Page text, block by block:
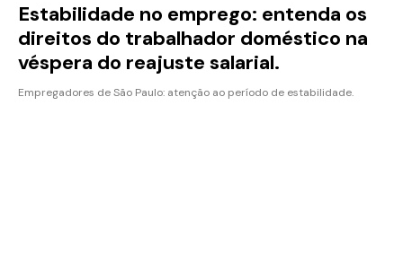
Estabilidade no emprego: entenda os
direitos do trabalhador doméstico na
véspera do reajuste salarial.
Empregadores de São Paulo: atenção ao período de estabilidade.